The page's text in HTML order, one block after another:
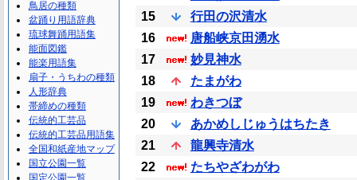
15
行田の沢清水
16
唐船峡京田湧水
17
妙見神水
18
たまがわ
19
わきつぼ
20
あかめしじゅうはちたき
21
龍興寺清水
22
たちやざわがわ
鳥居の種類
盆踊り用語辞典
琉球舞踊用語集
能面図鑑
能楽用語集
扇子・うちわの種類
人形辞典
帯締めの種類
伝統的工芸品
伝統的工芸品用語集
全国和紙産地マップ
国立公園一覧
国定公園一覧